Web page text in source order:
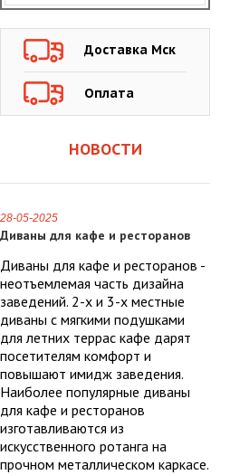
Доставка Мск
Оплата
НОВОСТИ
28-05-2025
Диваны для кафе и ресторанов
Диваны для кафе и ресторанов -
неотъемлемая часть дизайна
заведений. 2-х и 3-х местные
диваны с мягкими подушками
для летних террас кафе дарят
посетителям комфорт и
повышают имидж заведения.
Наиболее популярные диваны
для кафе и ресторанов
изготавливаются из
искусственного ротанга на
прочном металлическом каркасе.